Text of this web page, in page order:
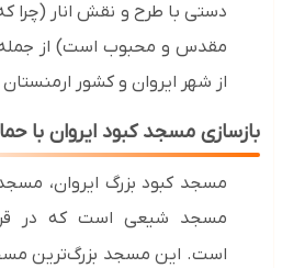
دستی با طرح و نقش انار (چرا که
مقدس و محبوب است) از
از شهر ایروان و کشور ارمنستان
بازسازی مسجد کبود ایروان با
مسجد کبود بزرگ ایروان،
مسجد شیعی است که در
است. این مسجد بزرگ‌ترین مسجد